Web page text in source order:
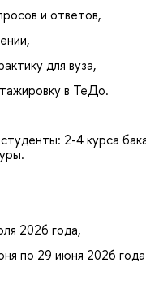
и ответов,
для вуза,
в ТеДо.
2-4 курса
2026 года,
по 29 июня 2026